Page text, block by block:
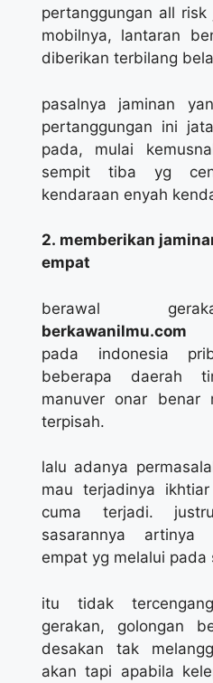
pertanggungan all risk
mobilnya, lantaran
diberikan terbilang
pasalnya jaminan
pertanggungan ini
pada, mulai
sempit tiba yg
kendaraan enyah
2. memberikan
empat
berawal
berkawanilmu.com
pada indonesia
beberapa daerah
manuver onar benar
terpisah.
lalu adanya
mau terjadinya
cuma terjadi.
sasarannya artinya
empat yg melalui
itu tidak
gerakan, golongan
desakan tak
akan tapi apabila